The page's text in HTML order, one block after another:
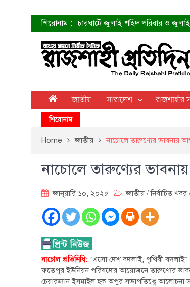
শিরোনাম : চারঘাটে জুলাই শহিদ পরিবার ও জুলাই
শহীদদের প্রত্যাশা এখনো পূরণ হয়নি:
ত্বক ভালো রাখতে যে ৫ কাজ করবেন
জুলাই স্মৃতি জাদুঘরের দুয়ার খুলেছে
শাহরুখের নতুন সিনেমার লুক
কোয়ার্টার ফাইনালে নেইমারের দুর্দান্ত
ডেনিস লিয়ামিন রাশিয়ার ড্রোন বাহিনীর
জুলাই শহিদদের আত্মত্যাগ জাতি
জাতীয় সারাদেশ রাজশাহীর
শিরোনাম
Home জাতীয় নাচোলে তারুণ্যের ভাবনায়
নাচোলে তারুণ্যের
জানুয়ারি ১০, ২০২৫ জাতীয় /নির্বাচিত খবর
নাচোল প্রতিনিধি: “এসো দেশ বদলাই, পৃথিবী বদলাই”
ফতেপুর ইউনিয়ন পরিষদের আয়োজনে তারুণ্যের
চেয়ারম্যান ইসমাইল হক অপুর সভাপতিত্বে আলোচনা